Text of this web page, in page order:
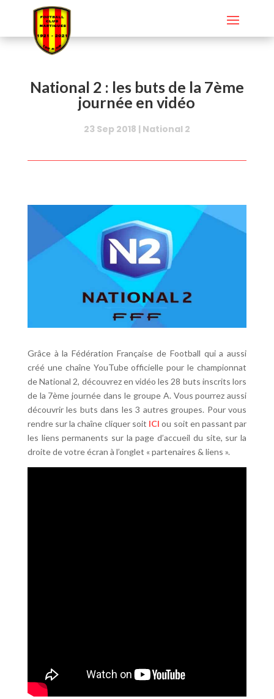
National 2 : les buts de la 7ème
journée en vidéo
23 Sep 2018 | National 2
Grâce à la Fédération Française de Football qui a aussi
créé une chaîne YouTube officielle pour le championnat
de National 2, découvrez en vidéo les 28 buts inscrits lors
de la 7ème journée dans le groupe A. Vous pourrez aussi
découvrir les buts dans les 3 autres groupes. Pour vous
rendre sur la chaîne cliquer soit ICI ou soit en passant par
les liens permanents sur la page d’accueil du site, sur la
droite de votre écran à l’onglet « partenaires & liens ».